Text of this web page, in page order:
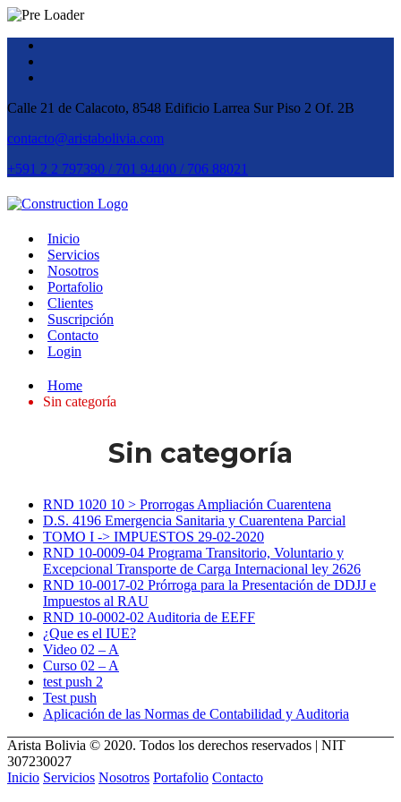
Calle 21 de Calacoto, 8548 Edificio Larrea Sur Piso 2 Of. 2B
contacto@aristabolivia.com
+591 2 2 797390 / 701 94400 / 706 88021
Inicio
Servicios
Nosotros
Portafolio
Clientes
Suscripción
Contacto
Login
Home
Sin categoría
Sin categoría
RND 1020 10 > Prorrogas Ampliación Cuarentena
D.S. 4196 Emergencia Sanitaria y Cuarentena Parcial
TOMO I -> IMPUESTOS 29-02-2020
RND 10-0009-04 Programa Transitorio, Voluntario y
Excepcional Transporte de Carga Internacional ley 2626
RND 10-0017-02 Prórroga para la Presentación de DDJJ e
Impuestos al RAU
RND 10-0002-02 Auditoria de EEFF
¿Que es el IUE?
Video 02 – A
Curso 02 – A
test push 2
Test push
Aplicación de las Normas de Contabilidad y Auditoria
Arista Bolivia © 2020. Todos los derechos reservados | NIT
307230027
Inicio Servicios Nosotros Portafolio Contacto